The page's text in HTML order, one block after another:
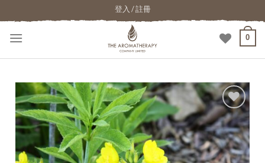
登入 / 註冊
0
加入
願望
清單